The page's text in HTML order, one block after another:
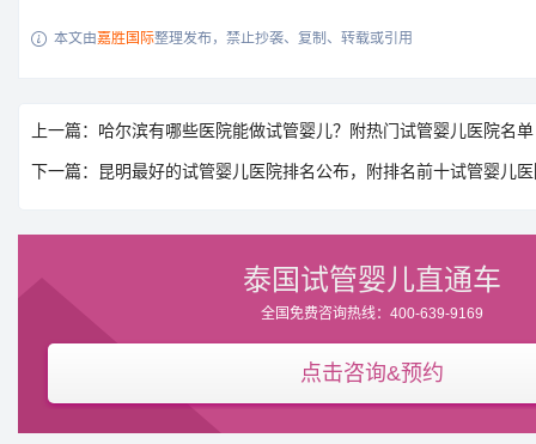
 本文由嘉胜国际整理发布，禁止抄袭、复制、转载或引用
上一篇：哈尔滨有哪些医院能做试管婴儿？附热门试管婴儿医院名
下一篇：昆明最好的试管婴儿医院排名公布，附排名前十试管婴儿
泰国试管婴儿直通车
全国免费咨询热线：400-639-9169
点击咨询&预约